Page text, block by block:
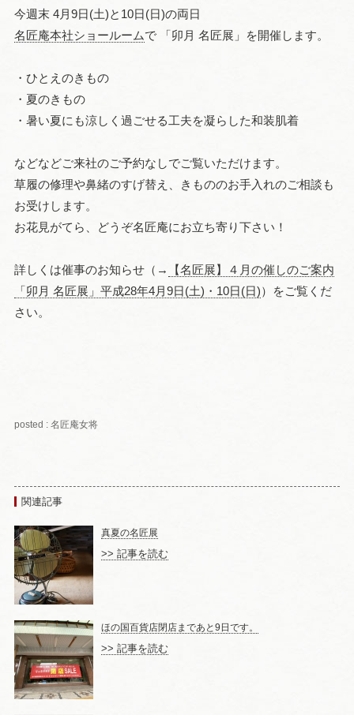
今週末 4月9日(土)と10日(日)の両日
名匠庵本社ショールームで 「卯月 名匠展」を開催します。
・ひとえのきもの
・夏のきもの
・暑い夏にも涼しく過ごせる工夫を凝らした和装肌着
などなどご来社のご予約なしでご覧いただけます。
草履の修理や鼻緒のすげ替え、きもののお手入れのご相談も
お受けします。
お花見がてら、どうぞ名匠庵にお立ち寄り下さい！
詳しくは催事のお知らせ（→
【名匠展】４月の催しのご案内
「卯月 名匠展」平成28年4月9日(土)・10日(日)）をご覧くだ
さい。
posted : 名匠庵女将
関連記事
真夏の名匠展
>> 記事を読む
ほの国百貨店閉店まであと9日です。
>> 記事を読む